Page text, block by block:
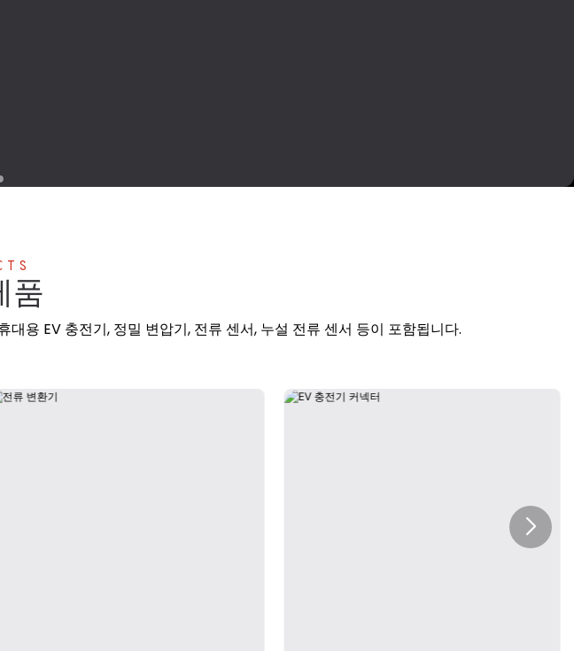
품
용 EV 충전기, 정밀 변압기, 전류 센서, 누설 전류 센서 등이 포함됩니다.